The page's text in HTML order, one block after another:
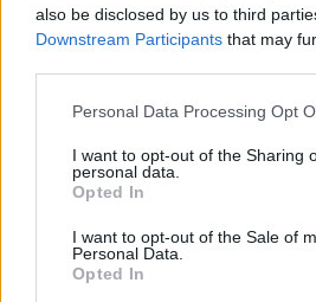
also be disclosed by us to third
Downstream Participants that may
Personal Data Processing Opt
I want to opt-out of the Sharing
personal data.
Opted In
I want to opt-out of the Sale of
Personal Data.
Opted In